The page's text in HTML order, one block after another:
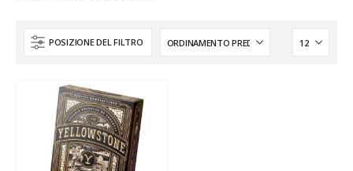
POSIZIONE DEL FILTRO